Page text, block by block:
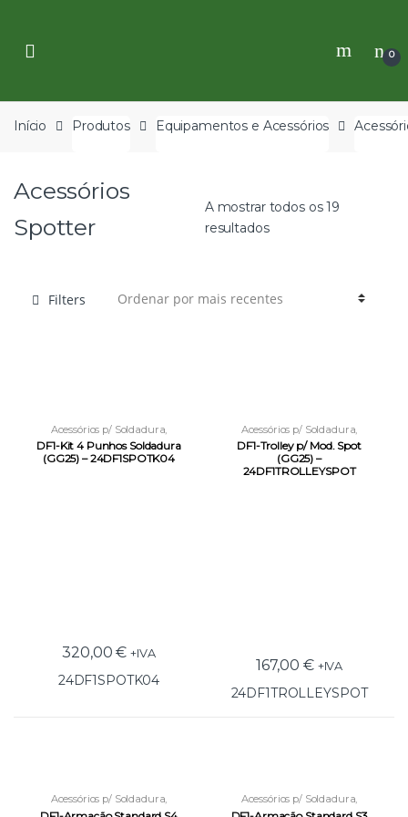
navigation
content
0
Início Produtos Equipamentos e Acessórios
Acessórios
Spotter
A mostrar todos os 19
resultados
Filters
Acessórios p/ Soldadura
Acessórios Spotter,
Equipamentos e Acessórios
DF1-Kit 4 Punhos Soldadura
(GG25) – 24DF1SPOTK04
320,00€ +IVA
24DF1SPOTK04
Acessórios p/ Soldadura
Acessórios Spotter,
Equipamentos e Acessórios
DF1-Trolley p/ Mod. Spot
(GG25) –
24DF1TROLLEYSPOT
167,00 € +IVA
24DF1TROLLEYSPOT
Acessórios p/ Soldadura,
Acessórios Spotter
Acessórios p/ Soldadura,
Acessórios Spotter